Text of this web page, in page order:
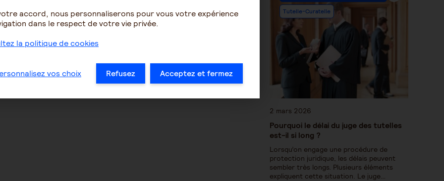
Tutelle-Curatelle
2 mars 2026
Pourquoi le délai du juge des tutelles
est-il si long ?
Lorsqu’on engage une procédure de
protection juridique, les délais peuvent
sembler très longs. Plusieurs éléments
expliquent cette situation. Le juge…
accord, nous personnaliserons pour vous votre expérience
dans le respect de votre vie privée.
la politique de cookies
vos choix Refusez Acceptez et fermez